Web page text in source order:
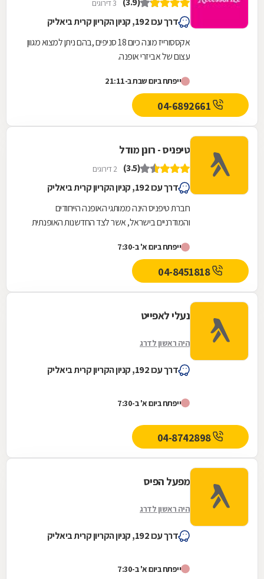
3 דירוגים
דרך עכו 192, קניון הקריון קרית ביאליק
אקססורייז מונה כיום 18 סניפים ,בהם ניתן למצוא מגוון
עצום של אביזרי אופנה.
ייפתח ביום שבת ב-21:11
טיפניס - רונן מודל
(3.5) 2 דירוגים
דרך עכו 192, קניון הקריון קרית ביאליק
חברת טיפניס הינה ממותגי האופנה הייחודים
והמודרניים בישראל, אשר לצד החדשנות האופנתית
ייפתח ביום א' ב-7:30
04-8451818
נעלי לאפייט
היה ראשון לדרג
דרך עכו 192, קניון הקריון קרית ביאליק
ייפתח ביום א' ב-7:30
04-8742898
מפעל הפיס
היה ראשון לדרג
דרך עכו 192, קניון הקריון קרית ביאליק
ייפתח ביום א' ב-7:30